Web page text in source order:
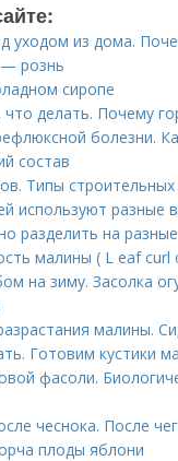
уходом из дома.
— рознь
сиропе
что делать. Почему
болезни.
состав
Типы
используют разные
разделить на
малины ( L eaf curl
на зиму. Засолка
малины.
Готовим кустики
фасоли.
чеснока. После
плоды яблони